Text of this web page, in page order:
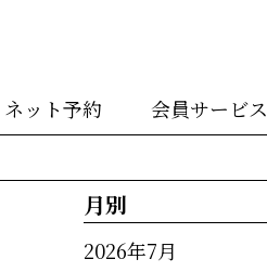
ネット予約 会員サービス
月別
2026年7月